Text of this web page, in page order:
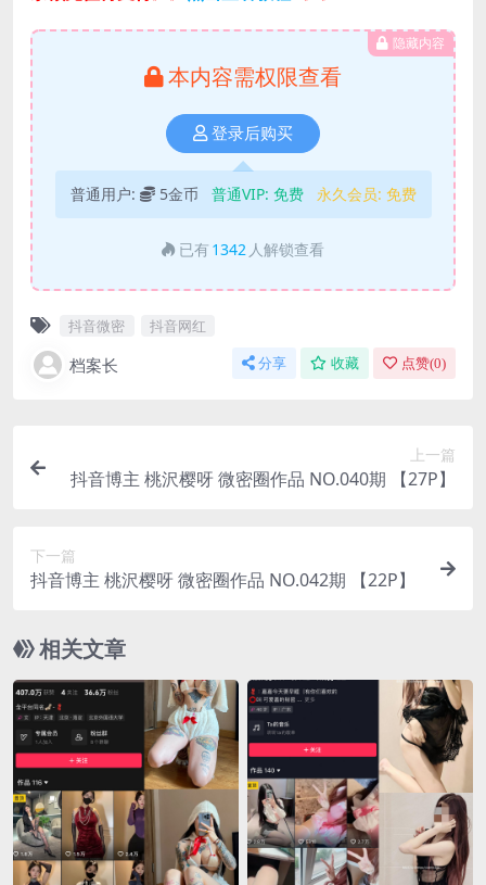
隐藏内容
本内容需权限查看
登录后购买
普通用户: 5金币 普通VIP: 免费 永久会员: 免费
已有 1342 人解锁查看
抖音微密 抖音网红
档案长 分享 收藏 点赞(0)
上一篇
抖音博主 桃沢樱呀 微密圈作品 NO.040期 【27P】
下一篇
抖音博主 桃沢樱呀 微密圈作品 NO.042期 【22P】
相关文章